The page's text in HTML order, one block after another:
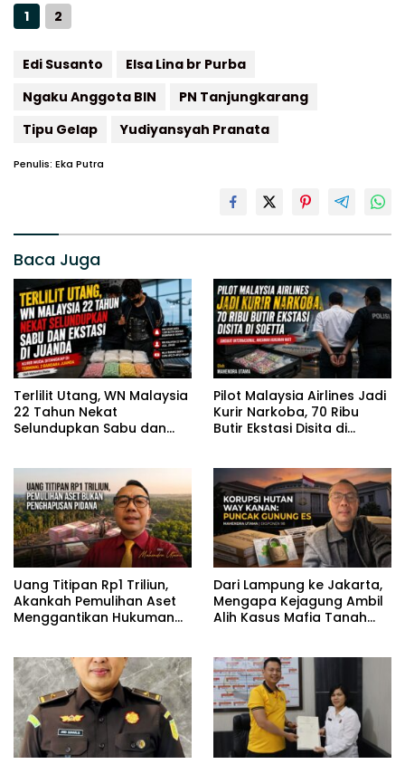
1 2
Edi Susanto
Elsa Lina br Purba
Ngaku Anggota BIN
PN Tanjungkarang
Tipu Gelap
Yudiyansyah Pranata
Penulis: Eka Putra
Baca Juga
Terlilit Utang, WN Malaysia
22 Tahun Nekat
Selundupkan Sabu dan
Pilot Malaysia Airlines Jadi
Kurir Narkoba, 70 Ribu
Butir Ekstasi Disita di
Uang Titipan Rp1 Triliun,
Akankah Pemulihan Aset
Menggantikan Hukuman
Dari Lampung ke Jakarta,
Mengapa Kejagung Ambil
Alih Kasus Mafia Tanah